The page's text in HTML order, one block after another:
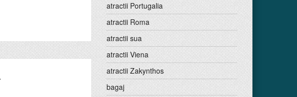
atractii Portugalia
atractii Roma
atractii sua
atractii Viena
atractii Zakynthos
bagaj